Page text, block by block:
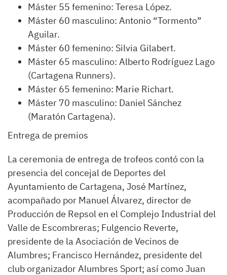
Máster 55 femenino: Teresa López.
Máster 60 masculino: Antonio “Tormento”
Aguilar.
Máster 60 femenino: Silvia Gilabert.
Máster 65 masculino: Alberto Rodríguez Lago
(Cartagena Runners).
Máster 65 femenino: Marie Richart.
Máster 70 masculino: Daniel Sánchez
(Maratón Cartagena).
Entrega de premios
La ceremonia de entrega de trofeos contó con la
presencia del concejal de Deportes del
Ayuntamiento de Cartagena, José Martínez,
acompañado por Manuel Álvarez, director de
Producción de Repsol en el Complejo Industrial del
Valle de Escombreras; Fulgencio Reverte,
presidente de la Asociación de Vecinos de
Alumbres; Francisco Hernández, presidente del
club organizador Alumbres Sport; así como Juan